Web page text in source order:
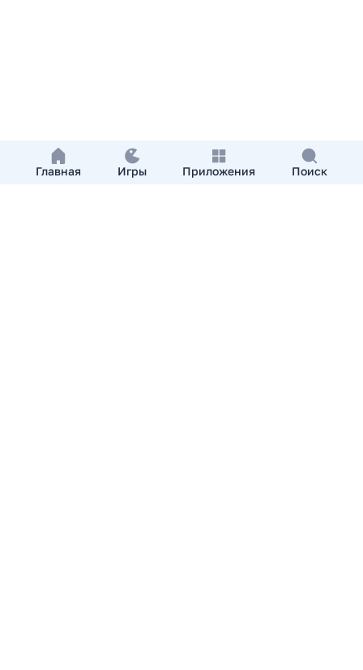
Главная Игры Приложения Поиск